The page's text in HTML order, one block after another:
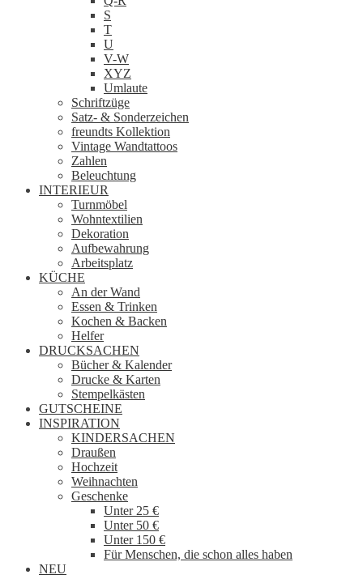
S
T
U
V-W
XYZ
Umlaute
Schriftzüge
Satz- & Sonderzeichen
freundts Kollektion
Vintage Wandtattoos
Zahlen
Beleuchtung
INTERIEUR
Turnmöbel
Wohntextilien
Dekoration
Aufbewahrung
Arbeitsplatz
KÜCHE
An der Wand
Essen & Trinken
Kochen & Backen
Helfer
DRUCKSACHEN
Bücher & Kalender
Drucke & Karten
Stempelkästen
GUTSCHEINE
INSPIRATION
KINDERSACHEN
Draußen
Hochzeit
Weihnachten
Geschenke
Unter 25 €
Unter 50 €
Unter 150 €
Für Menschen, die schon alles haben
NEU